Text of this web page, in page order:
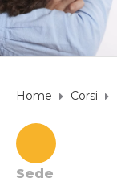
Home Corsi
Sede